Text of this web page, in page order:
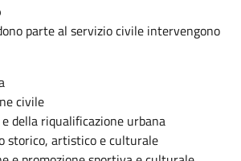
parte al servizio civile intervengono
civile
della riqualificazione urbana
storico, artistico e culturale